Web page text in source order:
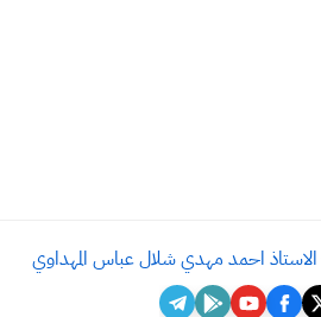
الاستاذ احمد مهدي شلال عباس المهداوي